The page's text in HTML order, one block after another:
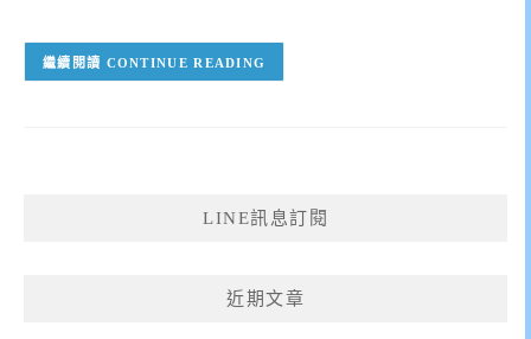
CONTINUE READING
LINE訊息訂閱
近期文章